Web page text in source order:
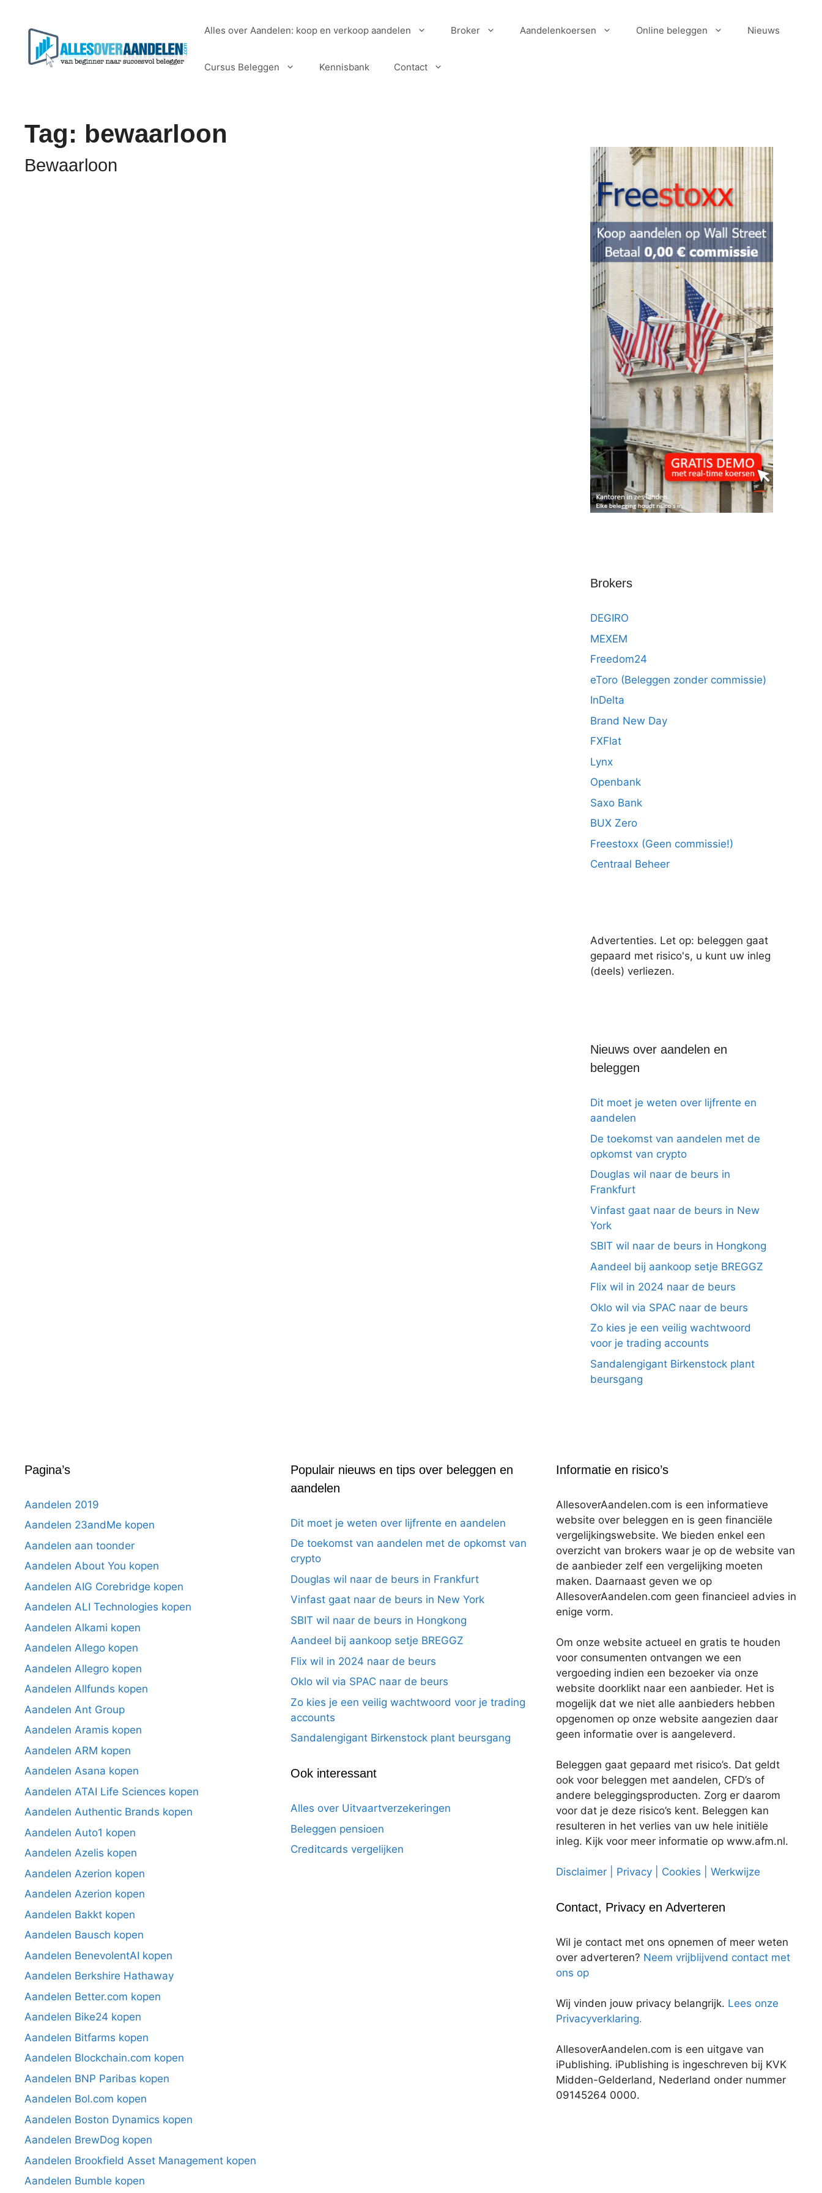
Alles over Aandelen: koop en verkoop aandelen Broker Aandelenkoersen Online beleggen Nieuws
Cursus Beleggen Kennisbank Contact
Tag: bewaarloon
Bewaarloon
Brokers
DEGIRO
MEXEM
Freedom24
eToro (Beleggen zonder commissie)
InDelta
Brand New Day
FXFlat
Lynx
Openbank
Saxo Bank
BUX Zero
Freestoxx (Geen commissie!)
Centraal Beheer
Advertenties. Let op: beleggen gaat
gepaard met risico's, u kunt uw inleg
(deels) verliezen.
Nieuws over aandelen en
beleggen
Dit moet je weten over lijfrente en
aandelen
De toekomst van aandelen met de
opkomst van crypto
Douglas wil naar de beurs in
Frankfurt
Vinfast gaat naar de beurs in New
York
SBIT wil naar de beurs in Hongkong
Aandeel bij aankoop setje BREGGZ
Flix wil in 2024 naar de beurs
Oklo wil via SPAC naar de beurs
Zo kies je een veilig wachtwoord
voor je trading accounts
Sandalengigant Birkenstock plant
beursgang
Pagina’s
Aandelen 2019
Aandelen 23andMe kopen
Aandelen aan toonder
Aandelen About You kopen
Aandelen AIG Corebridge kopen
Aandelen ALI Technologies kopen
Aandelen Alkami kopen
Aandelen Allego kopen
Aandelen Allegro kopen
Aandelen Allfunds kopen
Aandelen Ant Group
Aandelen Aramis kopen
Aandelen ARM kopen
Aandelen Asana kopen
Aandelen ATAI Life Sciences kopen
Aandelen Authentic Brands kopen
Aandelen Auto1 kopen
Aandelen Azelis kopen
Aandelen Azerion kopen
Aandelen Azerion kopen
Aandelen Bakkt kopen
Aandelen Bausch kopen
Aandelen BenevolentAI kopen
Aandelen Berkshire Hathaway
Aandelen Better.com kopen
Aandelen Bike24 kopen
Aandelen Bitfarms kopen
Aandelen Blockchain.com kopen
Aandelen BNP Paribas kopen
Aandelen Bol.com kopen
Aandelen Boston Dynamics kopen
Aandelen BrewDog kopen
Aandelen Brookfield Asset Management kopen
Aandelen Bumble kopen
Populair nieuws en tips over beleggen en
aandelen
Dit moet je weten over lijfrente en aandelen
De toekomst van aandelen met de opkomst van
crypto
Douglas wil naar de beurs in Frankfurt
Vinfast gaat naar de beurs in New York
SBIT wil naar de beurs in Hongkong
Aandeel bij aankoop setje BREGGZ
Flix wil in 2024 naar de beurs
Oklo wil via SPAC naar de beurs
Zo kies je een veilig wachtwoord voor je trading
accounts
Sandalengigant Birkenstock plant beursgang
Ook interessant
Alles over Uitvaartverzekeringen
Beleggen pensioen
Creditcards vergelijken
Informatie en risico’s
AllesoverAandelen.com is een informatieve
website over beleggen en is geen financiële
vergelijkingswebsite. We bieden enkel een
overzicht van brokers waar je op de website van
de aanbieder zelf een vergelijking moeten
maken. Daarnaast geven we op
AllesoverAandelen.com geen financieel advies in
enige vorm.
Om onze website actueel en gratis te houden
voor consumenten ontvangen we een
vergoeding indien een bezoeker via onze
website doorklikt naar een aanbieder. Het is
mogelijk dat we niet alle aanbieders hebben
opgenomen op onze website aangezien daar
geen informatie over is aangeleverd.
Beleggen gaat gepaard met risico’s. Dat geldt
ook voor beleggen met aandelen, CFD’s of
andere beleggingsproducten. Zorg er daarom
voor dat je deze risico’s kent. Beleggen kan
resulteren in het verlies van uw hele initiële
inleg. Kijk voor meer informatie op www.afm.nl.
Disclaimer | Privacy | Cookies | Werkwijze
Contact, Privacy en Adverteren
Wil je contact met ons opnemen of meer weten
over adverteren? Neem vrijblijvend contact met
ons op
Wij vinden jouw privacy belangrijk. Lees onze
Privacyverklaring.
AllesoverAandelen.com is een uitgave van
iPublishing. iPublishing is ingeschreven bij KVK
Midden-Gelderland, Nederland onder nummer
09145264 0000.